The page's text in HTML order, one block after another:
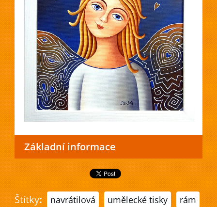
Základní informace
Štítky: navrátilová umělecké tisky rám